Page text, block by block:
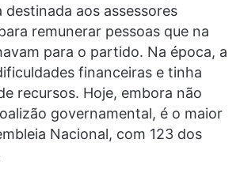
destinada aos assessores
remunerar pessoas que na
para o partido. Na época, a
financeiras e tinha
recursos. Hoje, embora não
governamental, é o maior
Nacional, com 123 dos